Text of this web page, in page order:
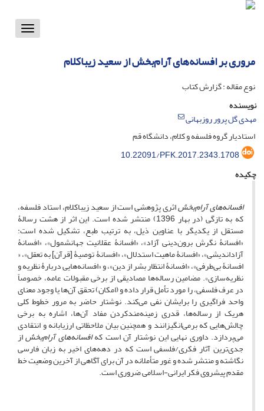
Toggle
مروری بر افسانه‌های آرام‌بخش از سعید زیباکلام
نوع مقاله : گزارش کتاب
نویسنده
مهدی گل پرور روزبهانی
استادیار گروه فلسفه و کلام، دانشگاه قم
10.22091/PFK.2017.2343.1708
چکیده
افسانه‌های آرام‌بخشاثری پژوهشی است از سعید زیباکلام، استاد فلسفه،
که به تازگی (در بهار 1396) منتشر شده است. این اثر از هشت رسالۀ
مستقل از یکدیگر با عناوین ذیل، به ترتیب طبع، تشکیل شده است:
«افسانۀ نگرش برون‌دینی آزاد»، «افسانۀ عقلانیت جهانشمول»، «افسانۀ
آزاداندیشی»، «افسانۀ ماهیت استدلال»، «افسانۀ توصیۀ [قرآن] به تعقل»، «
افسانۀ بی‌طرفی»، «افسانۀ انتظار بشر از دین»، و «افسانه‌هایی دربارۀ نظریه و
نظریه‌سازی». مضامین رساله‌ها مصادیقی از برخی مقبولات عامه، خصوصاً
در عرف فلسفی، را مورد تأمل قرار داده و (امکان) تحقق آن‌ها یا وجود معنای
واحد فراگیری را برایشان نفی می‌کند. نوشتار حاضر به مرور خطوط کلی
هریک از رساله‌ها، قدری زمینه‌مندکردن مفاد آن‌ها، اشاره به برخی
چالش‌هایی که برمی‌انگیزانند و همچنین بیان ملاحظاتی ارزیابانه و انتقادی
می‌پردازد. داوری نهایی این نوشتار آن است کهافسانه‌های آرام‌بخشاز
جدی‌ترین آثار فکری/فلسفی است که در دهه‌های اخیر به زبان فارسی
نگاشته و منتشر شده و غور متأملانه در آن برای آگاهی از آخرین وضعیت خط
مقدم پیشروی فکر ایرانی-اسلامی ضروری است.